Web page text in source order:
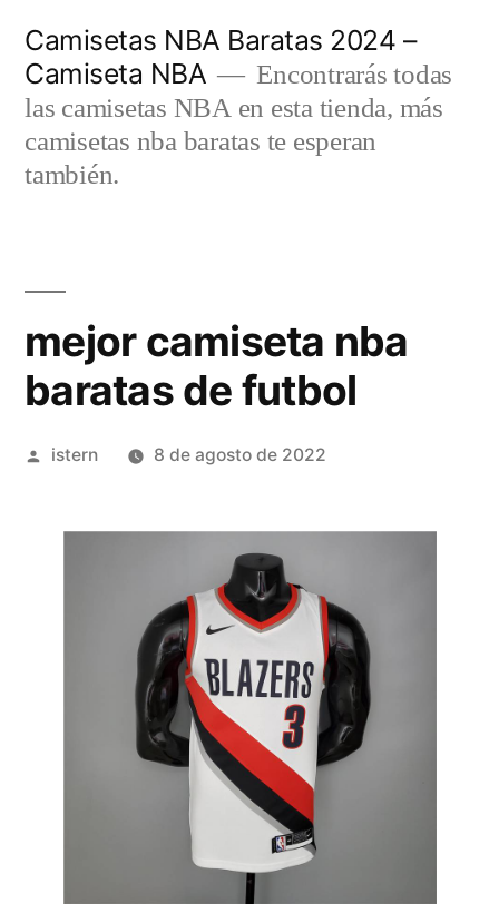
contenido
Camisetas NBA Baratas 2024 –
Camiseta NBA
Encontrarás todas
las camisetas NBA en esta tienda, más
camisetas nba baratas te esperan
también.
mejor camiseta nba
baratas de futbol
Publicado
istern 8 de agosto de 2022